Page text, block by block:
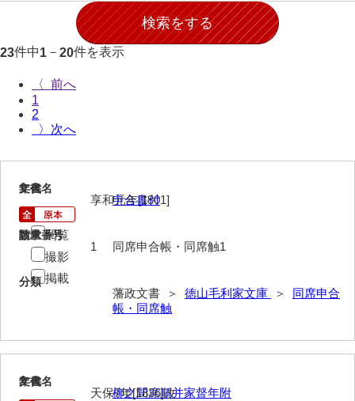
御家督記
御目見記
御産一件
御逝去録
御年賀記
御参勤記
御道中日記
23件中1 － 20件を表示
〈
1
2
〉
1
文書名
申合書付
請求番号
同席申合帳・同席触1
分類
藩政文書 ＞ 徳山毛利家文庫 ＞ 同席申合
帳・同席触
年代
享和元年[1801]
数量
1
閲覧
撮影
掲載
2
文書名
柳之間席順并家督年附
年代
天保7年[1836]改